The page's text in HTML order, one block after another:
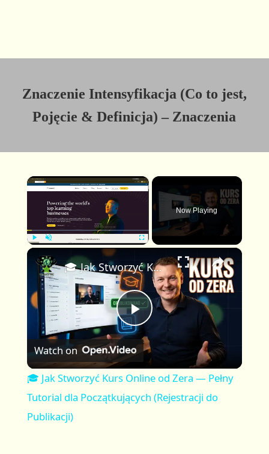
Znaczenie Intensyfikacja (Co to jest,
Pojęcie & Definicja) – Znaczenia
×
y
n
m
u
t
e
u
l
l
s
c
r
e
Now Playing
×
P
l
a
🎓 Jak Stworzyć Kurs Online od Zera — Pełny Tutorial dla Początkujących (Rejestracji do Publikacji)
Watch on
🎓 Jak Stworzyć Kurs Online od Zera — Pełny
Tutorial dla Początkujących (Rejestracji do
Publikacji)